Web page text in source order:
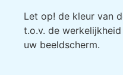
Let op! de kleur van
t.o.v. de
uw beeldscherm.